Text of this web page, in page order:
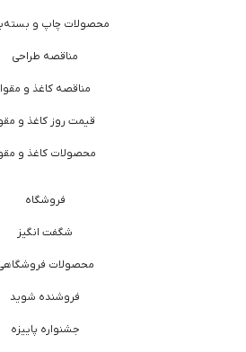
محصولات چاپ و
مناقصه طراحی
مناقصه کاغذ و مقوا
قیمت روز کاغذ و
محصولات کاغذ و
فروشگاه
شگفت انگیز
محصولات
فروشنده شوید
جشنواره پاییزه